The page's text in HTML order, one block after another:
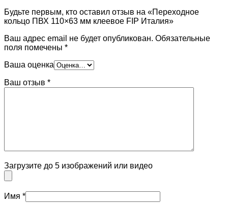
Будьте первым, кто оставил отзыв на «Переходное
кольцо ПВХ 110×63 мм клеевое FIP Италия»
Ваш адрес email не будет опубликован. Обязательные
поля помечены *
Ваша оценка
Ваш отзыв *
Загрузите до 5 изображений или видео
Имя *